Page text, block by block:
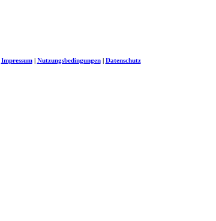
Impressum| Nutzungsbedingungen| Datenschutz